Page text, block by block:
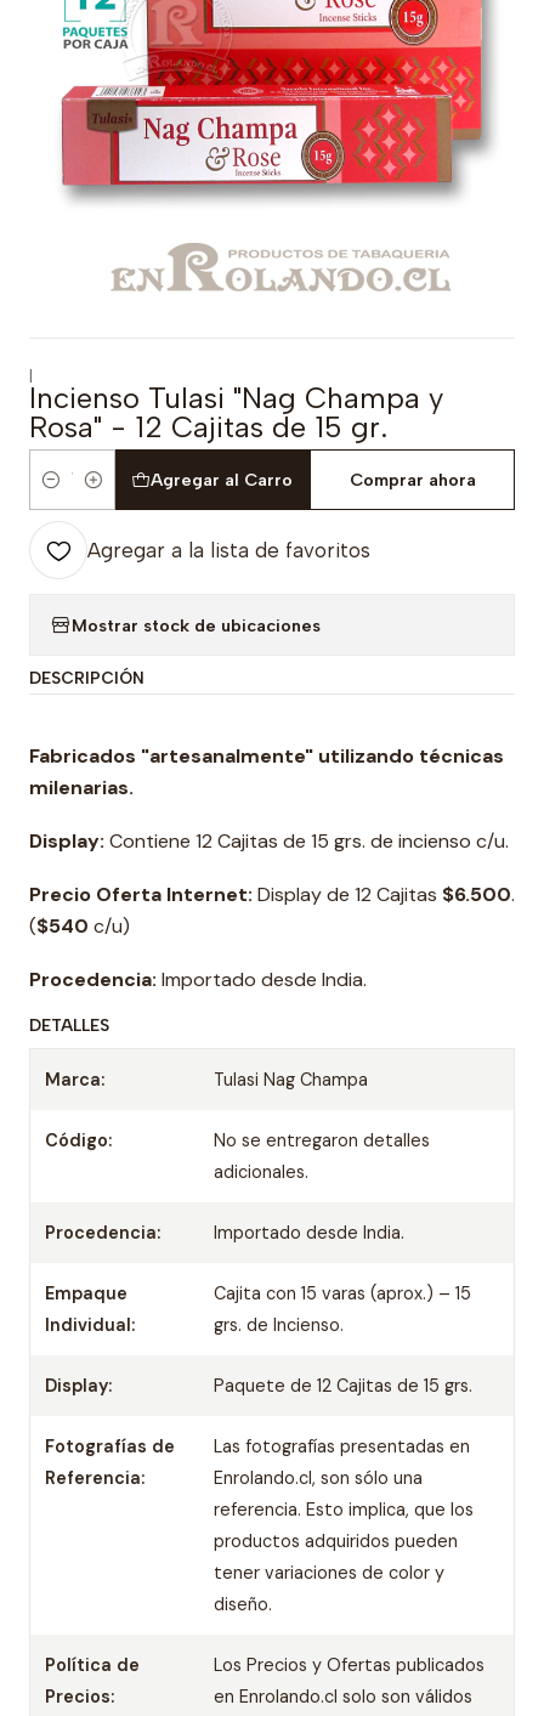
|
Incienso Tulasi "Nag Champa y
Rosa" - 12 Cajitas de 15 gr.
Cantidad
Agregar al Carro Comprar ahora
Agregar a la lista de favoritos
Mostrar stock de ubicaciones
DESCRIPCIÓN
Fabricados "artesanalmente" utilizando técnicas
milenarias.
Display: Contiene 12 Cajitas de 15 grs. de incienso c/u.
Precio Oferta Internet: Display de 12 Cajitas $6.500.
($540 c/u)
Procedencia: Importado desde India.
DETALLES
Marca: Tulasi Nag Champa
Código:
No se entregaron detalles
adicionales.
Procedencia: Importado desde India.
Empaque
Individual:
Cajita con 15 varas (aprox.) – 15
grs. de Incienso.
Display: Paquete de 12 Cajitas de 15 grs.
Fotografías de
Referencia:
Las fotografías presentadas en
Enrolando.cl, son sólo una
referencia. Esto implica, que los
productos adquiridos pueden
tener variaciones de color y
diseño.
Política de
Precios:
Los Precios y Ofertas publicados
en Enrolando.cl solo son válidos